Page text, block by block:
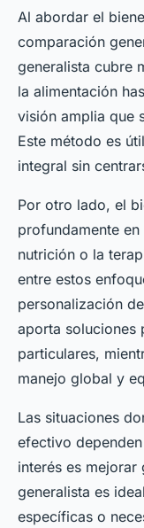
Al abordar el
comparación
generalista cubre
la alimentación
visión amplia que
Este método es
integral sin
Por otro lado, el
profundamente
nutrición o la
entre estos
personalización
aporta soluciones
particulares,
manejo global y
Las situaciones
efectivo
interés es mejorar
generalista es
específicas o